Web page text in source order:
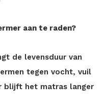
aan te raden?
de levensduur van
tegen vocht, vuil
blijft het matras langer